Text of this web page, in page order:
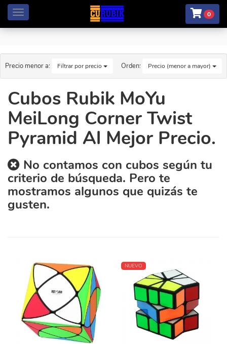
Menú 0
Precio menor a: Filtrar por precio Orden: Precio (menor a mayor)
Cubos Rubik MoYu
MeiLong Corner Twist
Pyramid Al Mejor Precio.
No contamos con cubos según tu
criterio de búsqueda. Pero te
mostramos algunos que quizás te
gusten.
NUEVO